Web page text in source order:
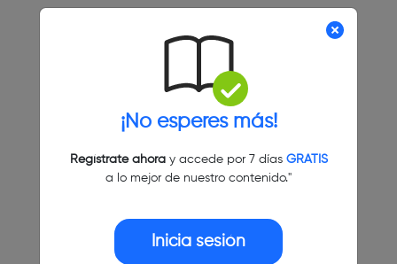
¡No esperes más!
Regístrate ahoray accede por 7 días GRATIS
a lo mejor de nuestro contenido."
Inicia sesión